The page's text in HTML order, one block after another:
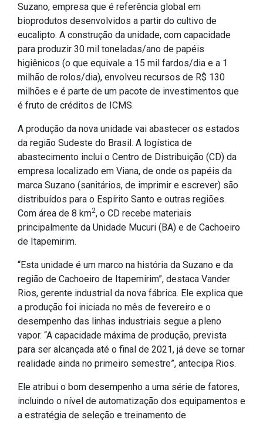
Suzano, empresa que é referência global em
bioprodutos desenvolvidos a partir do cultivo de
eucalipto. A construção da unidade, com capacidade
para produzir 30 mil toneladas/ano de papéis
higiênicos (o que equivale a 15 mil fardos/dia e a 1
milhão de rolos/dia), envolveu recursos de R$ 130
milhões e é parte de um pacote de investimentos que
é fruto de créditos de ICMS.
A produção da nova unidade vai abastecer os estados
da região Sudeste do Brasil. A logística de
abastecimento inclui o Centro de Distribuição (CD) da
empresa localizado em Viana, de onde os papéis da
marca Suzano (sanitários, de imprimir e escrever) são
distribuídos para o Espírito Santo e outras regiões.
Com área de 8 km2, o CD recebe materiais
principalmente da Unidade Mucuri (BA) e de Cachoeiro
de Itapemirim.
“Esta unidade é um marco na história da Suzano e da
região de Cachoeiro de Itapemirim”, destaca Vander
Rios, gerente industrial da nova fábrica. Ele explica que
a produção foi iniciada no mês de fevereiro e o
desempenho das linhas industriais segue a pleno
vapor. “A capacidade máxima de produção, prevista
para ser alcançada até o final de 2021, já deve se tornar
realidade ainda no primeiro semestre”, antecipa Rios.
Ele atribui o bom desempenho a uma série de fatores,
incluindo o nível de automatização dos equipamentos e
a estratégia de seleção e treinamento de